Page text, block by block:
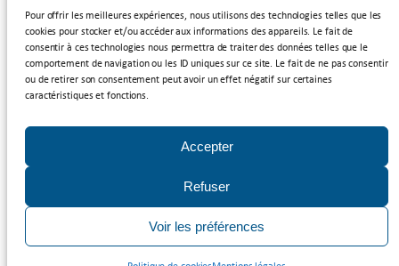
Pour offrir les meilleures expériences, nous utilisons des technologies telles que les
cookies pour stocker et/ou accéder aux informations des appareils. Le fait de
consentir à ces technologies nous permettra de traiter des données telles que le
comportement de navigation ou les ID uniques sur ce site. Le fait de ne pas consentir
ou de retirer son consentement peut avoir un effet négatif sur certaines
caractéristiques et fonctions.
Accepter
Refuser
Voir les préférences
LinkedIn Facebook YouTube
Inscrivez-vous à notre newsletter
Adhérer à la CRESS Nouvelle-Aquitaine
2025